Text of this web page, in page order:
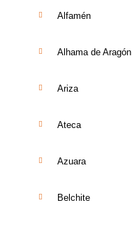
Alfamén
Alhama de Aragón
Ariza
Ateca
Azuara
Belchite